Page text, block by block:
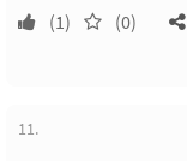
(1) (0)
11.